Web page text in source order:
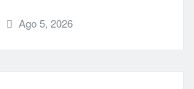
Ago 5, 2026